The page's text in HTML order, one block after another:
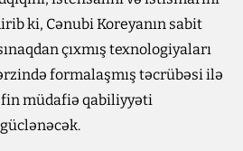
ki, Cənubi Koreyanın sabit
çıxmış texnologiyaları
formalaşmış təcrübəsi ilə
müdafiə qabiliyyəti